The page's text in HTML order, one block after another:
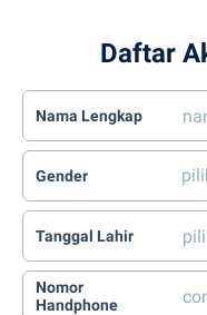
Daftar
Nama Lengkap
Gender
Tanggal Lahir
Nomor
Handphone